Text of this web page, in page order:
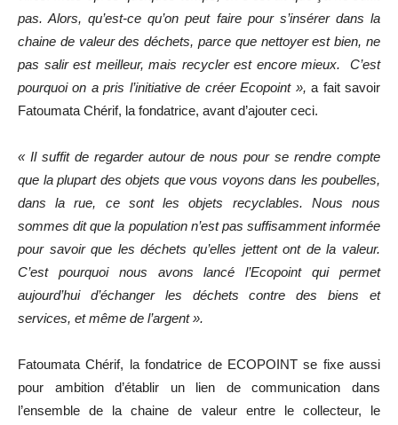
pas. Alors, qu’est-ce qu’on peut faire pour s’insérer dans la
chaine de valeur des déchets, parce que nettoyer est bien, ne
pas salir est meilleur, mais recycler est encore mieux. C’est
pourquoi on a pris l’initiative de créer Ecopoint », a fait savoir
Fatoumata Chérif, la fondatrice, avant d’ajouter ceci.
« Il suffit de regarder autour de nous pour se rendre compte
que la plupart des objets que vous voyons dans les poubelles,
dans la rue, ce sont les objets recyclables. Nous nous
sommes dit que la population n’est pas suffisamment informée
pour savoir que les déchets qu’elles jettent ont de la valeur.
C’est pourquoi nous avons lancé l’Ecopoint qui permet
aujourd’hui d’échanger les déchets contre des biens et
services, et même de l’argent ».
Fatoumata Chérif, la fondatrice de ECOPOINT se fixe aussi
pour ambition d’établir un lien de communication dans
l’ensemble de la chaine de valeur entre le collecteur, le